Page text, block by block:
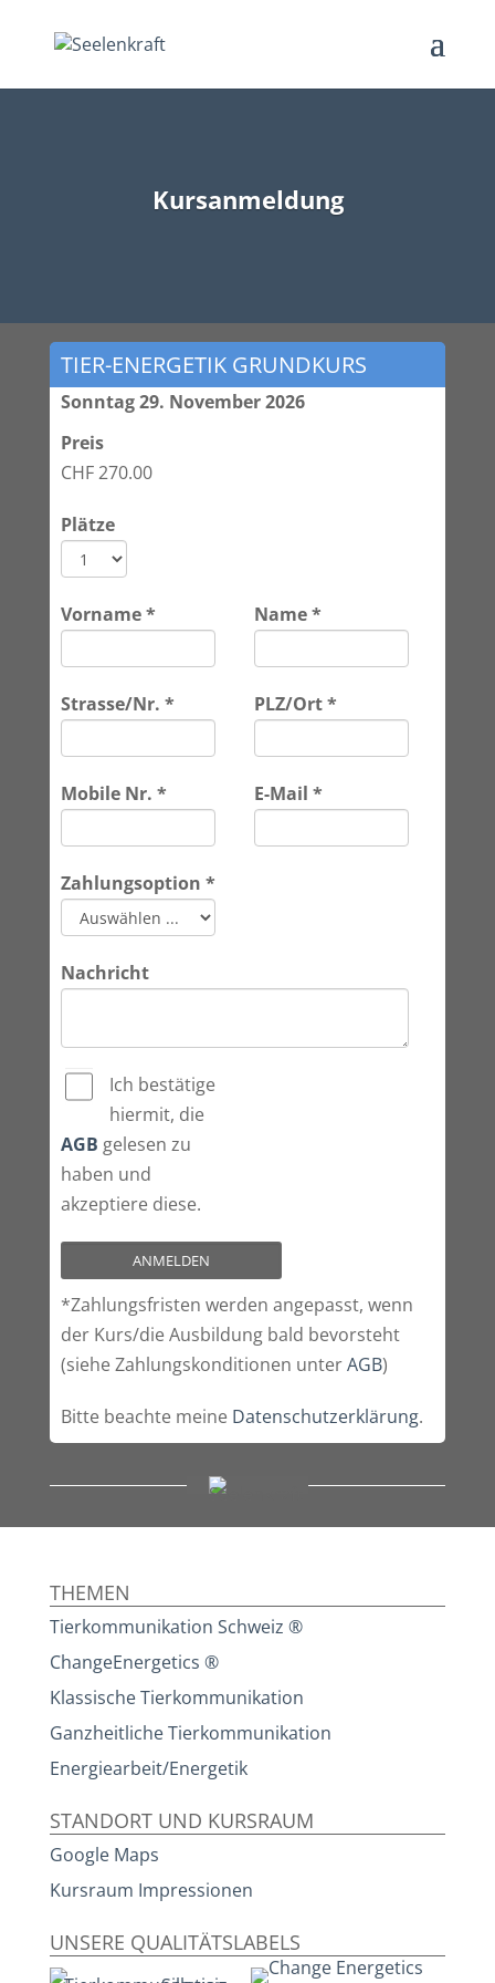
Kursanmeldung
TIER-ENERGETIK GRUNDKURS
Sonntag 29. November 2026
Preis
CHF 270.00
Plätze
Vorname* Name*
Strasse/Nr. * PLZ/Ort*
Mobile Nr. * E-Mail*
Zahlungsoption *
Nachricht
Ich bestätige
hiermit, die
AGB gelesen zu
haben und
akzeptiere diese.
*Zahlungsfristen werden angepasst, wenn
der Kurs/die Ausbildung bald bevorsteht
(siehe Zahlungskonditionen unterAGB)
Bitte beachte meine Datenschutzerklärung.
THEMEN
Tierkommunikation Schweiz ®
ChangeEnergetics ®
Klassische Tierkommunikation
Ganzheitliche Tierkommunikation
Energiearbeit/Energetik
STANDORT UND KURSRAUM
Google Maps
Kursraum Impressionen
UNSERE QUALITÄTSLABELS